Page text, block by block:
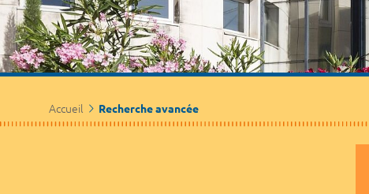
Accueil Recherche avancée